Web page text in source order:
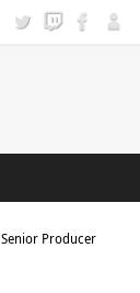
Producer